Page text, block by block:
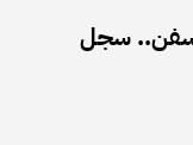
سجل